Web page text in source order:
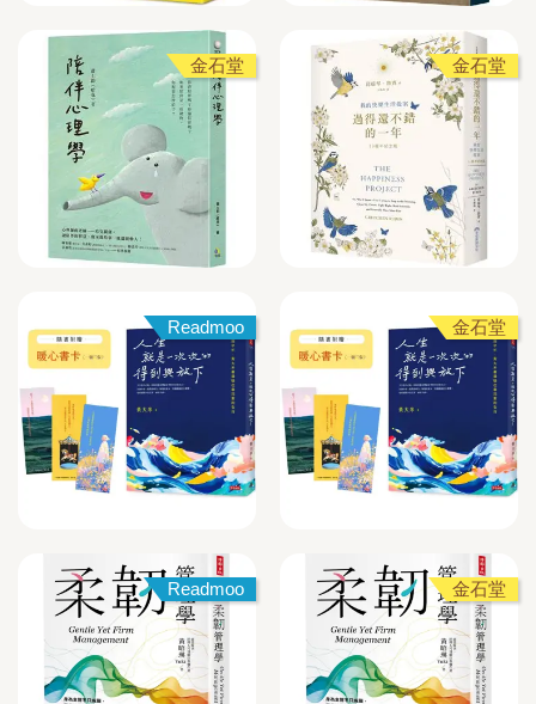
金石堂 金石堂
Readmoo 金石堂
Readmoo 金石堂